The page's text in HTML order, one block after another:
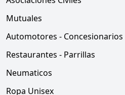
Mutuales
Automotores - Concesionarios
Restaurantes - Parrillas
Neumaticos
Ropa Unisex